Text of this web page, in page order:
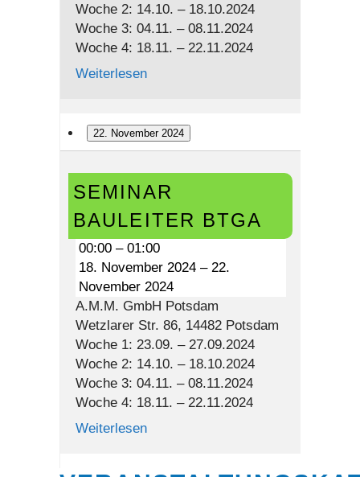
Woche 2: 14.10. – 18.10.2024
Woche 3: 04.11. – 08.11.2024
Woche 4: 18.11. – 22.11.2024
Weiterlesen
22. November 2024
Bauleiter
BTGA
SEMINAR
BAULEITER BTGA
00:00 – 01:00
18. November 2024 – 22.
November 2024
A.M.M. GmbH Potsdam
Wetzlarer Str. 86, 14482 Potsdam
Woche 1: 23.09. – 27.09.2024
Woche 2: 14.10. – 18.10.2024
Woche 3: 04.11. – 08.11.2024
Woche 4: 18.11. – 22.11.2024
Weiterlesen